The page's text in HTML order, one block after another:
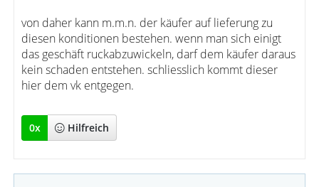
von daher kann m.m.n. der käufer auf lieferung zu
diesen konditionen bestehen. wenn man sich einigt
das geschäft ruckabzuwickeln, darf dem käufer daraus
kein schaden entstehen. schliesslich kommt dieser
hier dem vk entgegen.
0x Hilfreich